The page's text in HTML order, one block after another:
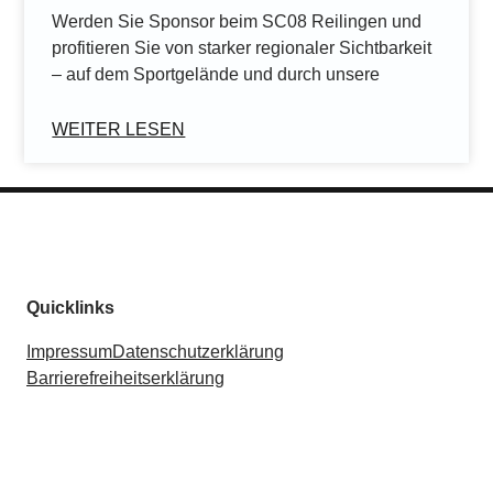
Werden Sie Sponsor beim SC08 Reilingen und
profitieren Sie von starker regionaler Sichtbarkeit
– auf dem Sportgelände und durch unsere
WEITER LESEN
Quicklinks
ImpressumDatenschutzerklärung
Barrierefreiheitserklärung